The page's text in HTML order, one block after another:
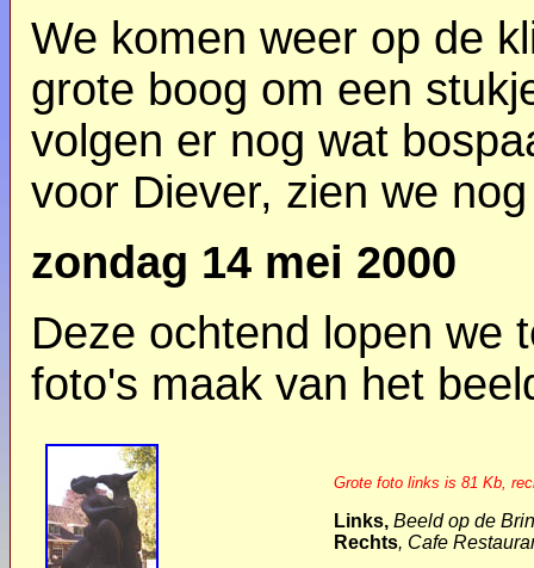
We komen weer op de
grote boog om een
volgen er nog wat
voor Diever, zien we
zondag 14 mei 2000
Deze ochtend lopen we
foto's maak van het
Grote foto links is 81 Kb,
Links, Beeld op de
Rechts, Cafe